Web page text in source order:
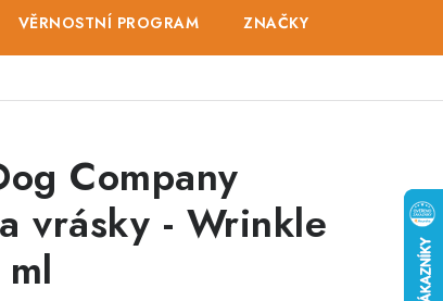
VĚRNOSTNÍ PROGRAM ZNAČKY
Company
vrásky - Wrinkle